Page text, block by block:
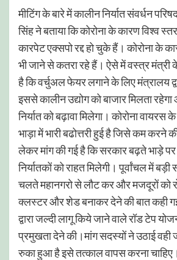
मीटिंग के बारे में कालीन निर्यात संवर्धन
सिंह ने बताया कि कोरोना के कारण विश्व
कारपेट एक्सपो रद्द हो चुके हैं। कोरोना के
भी जाने से कतरा रहे हैं। ऐसे में वस्त्र मंत्री
है कि वर्चुअल फेयर लगाने के लिए मंत्रालय
इससे कालीन उद्योग को बाजार मिलता
निर्यात को बढ़ावा मिलेगा। कोरोना वायरस
भाड़ा में भारी बढोत्तरी हुई है जिसे कम
लेकर मांग की गई है कि सरकार बढ़ते भाड़े
निर्यातकों को राहत मिलेगी। पूर्वांचल में
चलते महानगरो से लौट कर और मजदूरों को
क्लस्टर और शेड बनाकर देने की बात कही
द्वारा जल्दी लागू किये जाने वाले रॉड टेप
प्रमुखता देने की।मांग सदस्यों ने उठाई वही
रुका हुआ है इसे तत्काल वापस करना